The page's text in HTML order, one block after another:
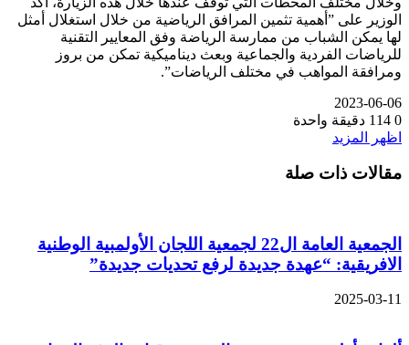
الوزير على ”أهمية تثمين المرافق الرياضية من خلال استغلال أمثل
لها يمكن الشباب من ممارسة الرياضة وفق المعايير التقنية
للرياضات الفردية والجماعية وبعث ديناميكية تمكن من بروز
ومرافقة المواهب في مختلف الرياضات”.
2023-06-06
0
دقيقة واحدة
اظهر المزيد
مقالات ذات صلة
الجمعية العامة ال22 لجمعية اللجان الأولمبية الوطنية
الافريقية: “عهدة جديدة لرفع تحديات جديدة”
2025-03-11